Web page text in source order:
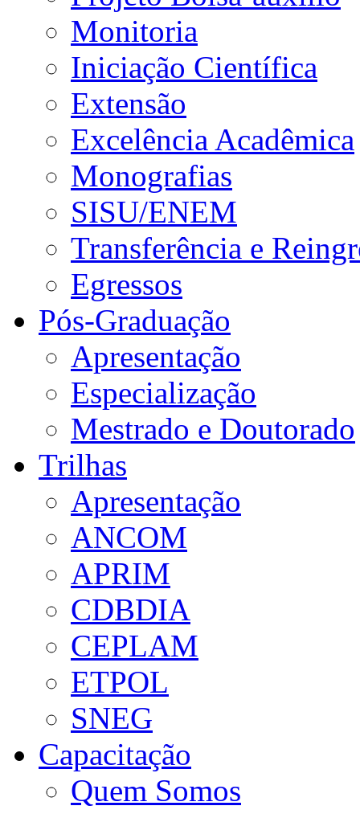
Monitoria
Iniciação Científica
Extensão
Excelência Acadêmica
Monografias
SISU/ENEM
Transferência e
Egressos
Pós-Graduação
Apresentação
Especialização
Mestrado e Doutorado
Trilhas
Apresentação
ANCOM
APRIM
CDBDIA
CEPLAM
ETPOL
SNEG
Capacitação
Quem Somos